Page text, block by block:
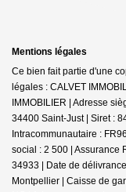
Mentions légales
Ce bien fait partie d'une
légales : CALVET
IMMOBILIER | Adresse
34400 Saint-Just | Siret :
Intracommunautaire :
social : 2 500 | Assurance
34933 | Date de
Montpellier | Caisse de